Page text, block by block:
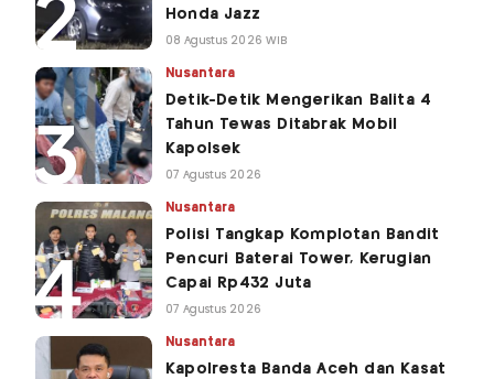
Honda Jazz
08 Agustus 2026 WIB
Nusantara
Detik-Detik Mengerikan Balita 4
Tahun Tewas Ditabrak Mobil
Kapolsek
07 Agustus 2026
Nusantara
Polisi Tangkap Komplotan Bandit
Pencuri Baterai Tower, Kerugian
Capai Rp432 Juta
07 Agustus 2026
Nusantara
Kapolresta Banda Aceh dan Kasat